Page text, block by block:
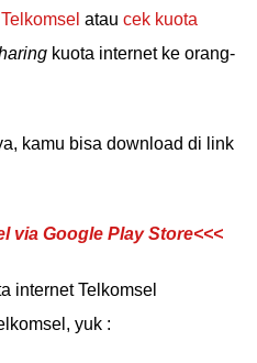
atau cek kuota
kuota internet ke orang-
kamu bisa download di link
via Google Play Store<<<
internet Telkomsel
yuk :